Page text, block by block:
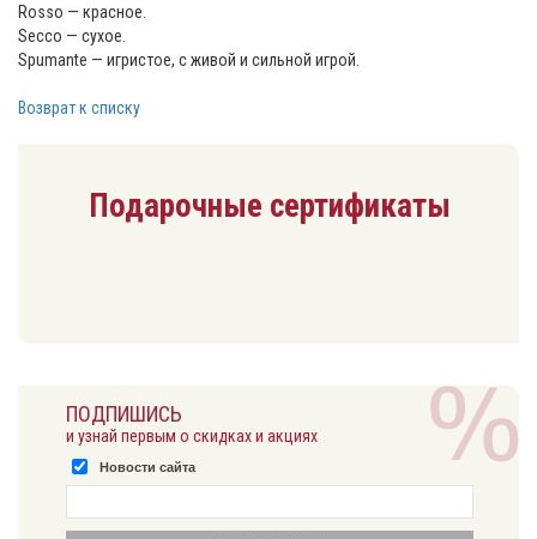
Rosso — красное.
Secco — сухое.
Spumante — игристое, с живой и сильной игрой.
Возврат к списку
Подарочные сертификаты
ПОДПИШИСЬ
и узнай первым о скидках и акциях
Новости сайта